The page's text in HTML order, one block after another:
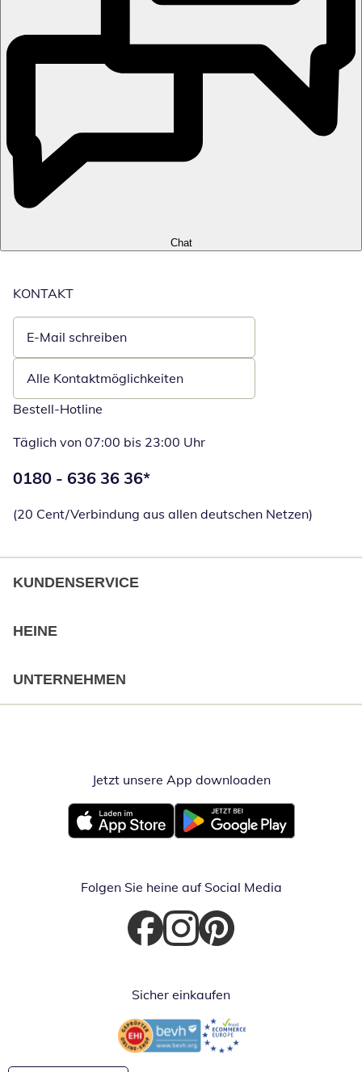
Chat
KONTAKT
E-Mail schreiben
Öffnet E-Mail-Client
Alle Kontaktmöglichkeiten
Bestell-Hotline
Täglich von 07:00 bis 23:00 Uhr
Telefonnummer:
0180 - 636 36 36*
(20 Cent/Verbindung aus allen deutschen Netzen)
KUNDENSERVICE
HEINE
UNTERNEHMEN
Jetzt unsere App downloadenÖffnet in
Öffnet in neuem FensterÖffnet in neuem Fenster
Folgen Sie heine auf Social Media
Öffnet in neuem Fenster
Öffnet in neuem Fenster
Öffnet in neuem Fenster
Sicher einkaufen
Öffnet in neuem FensterÖffnet in neuem Fenster